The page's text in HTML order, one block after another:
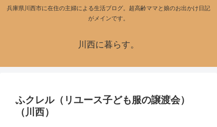
兵庫県川西市に在住の主婦による生活ブログ。超高齢ママと娘のお出かけ日記
がメインです。
川西に暮らす。
ふクレル（リユース子ども服の譲渡会）
（川西）